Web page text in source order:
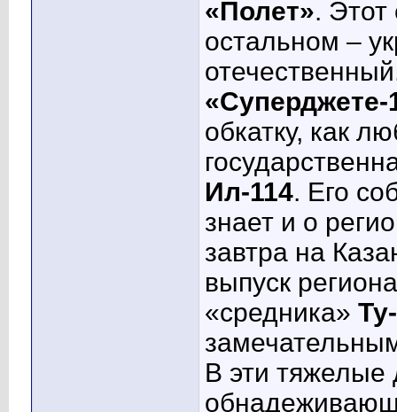
«Полет». Этот
остальном –
«Суперджете-
обкатку, как
Ил-114. Его
знает и о
завтра на
выпуск
«средника»
В эти